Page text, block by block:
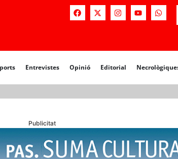
Entrevistes Opinió Editorial
Opinió Editorial Necrològiques
Publicitat